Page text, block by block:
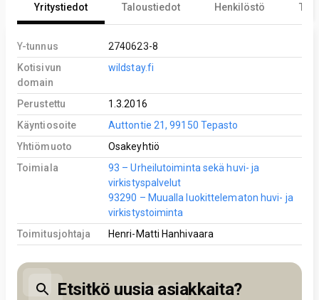
Yritystiedot Taloustiedot Henkilöstö
Y-tunnus
2740623-8
Kotisivun
domain
wildstay.fi
Perustettu
1.3.2016
Käyntiosoite
Auttontie 21, 99150 Tepasto
Yhtiömuoto
Osakeyhtiö
Toimiala
93 – Urheilutoiminta sekä huvi- ja
virkistyspalvelut
93290 – Muualla luokittelematon huvi- ja
virkistystoiminta
Toimitusjohtaja
Henri-Matti Hanhivaara
Etsitkö uusia asiakkaita?